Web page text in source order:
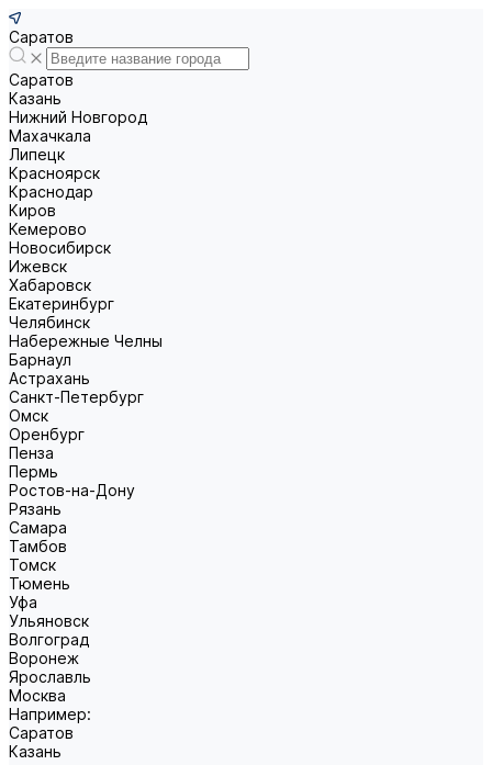
Саратов
Саратов
Казань
Нижний Новгород
Махачкала
Липецк
Красноярск
Краснодар
Киров
Кемерово
Новосибирск
Ижевск
Хабаровск
Екатеринбург
Челябинск
Набережные Челны
Барнаул
Астрахань
Санкт-Петербург
Омск
Оренбург
Пенза
Пермь
Ростов-на-Дону
Рязань
Самара
Тамбов
Томск
Тюмень
Уфа
Ульяновск
Волгоград
Воронеж
Ярославль
Москва
Например:
Саратов
Казань